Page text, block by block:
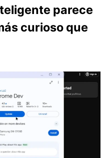
parece
curioso que